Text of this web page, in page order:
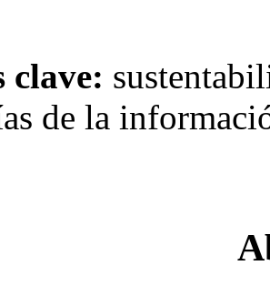
clave:
de la